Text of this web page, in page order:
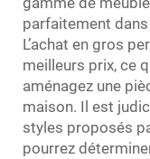
parfaitement
L’achat en gros
meilleurs prix, ce
aménagez une
maison. Il est
styles proposés
pourrez